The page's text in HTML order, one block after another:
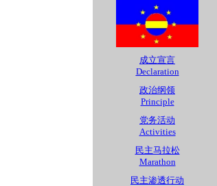
成立宣言
Declaration
政治纲领
Principle
党务活动
Activities
民主马拉松
Marathon
民主渗透行动